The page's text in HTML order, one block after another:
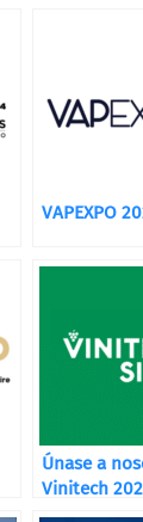
VAPEXPO
Únase a
Vinitech